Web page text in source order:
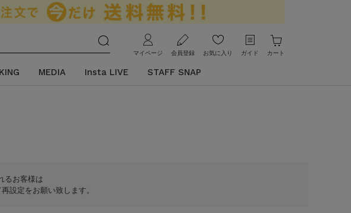
マイページ 会員登録 お気に入り ガイド カート
MEDIA Insta LIVE STAFF SNAP
るお客様は
設定をお願い致します。